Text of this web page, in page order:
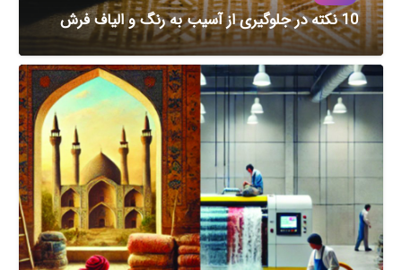
10 نکته در جلوگیری از آسیب به رنگ و الیاف فرش